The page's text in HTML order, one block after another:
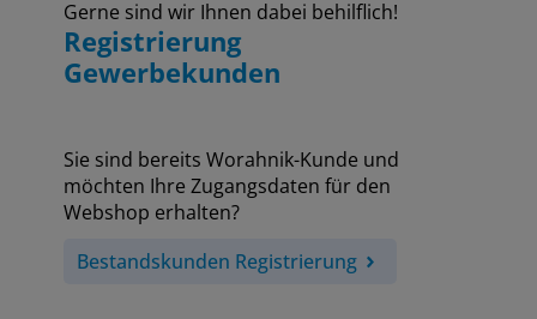
Gerne sind wir Ihnen dabei behilflich!
Registrierung
Gewerbekunden
Sie sind bereits Worahnik-Kunde und
möchten Ihre Zugangsdaten für den
Webshop erhalten?
Bestandskunden Registrierung